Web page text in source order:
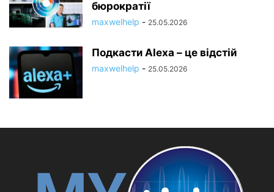
бюрократії
maxwelhelp - 25.05.2026
Подкасти Alexa – це відстій
maxwelhelp - 25.05.2026